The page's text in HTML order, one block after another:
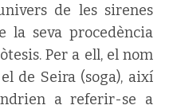
de les sirenes
la seva procedència
Per a ell, el nom
de Seira (soga), així
a referir-se a